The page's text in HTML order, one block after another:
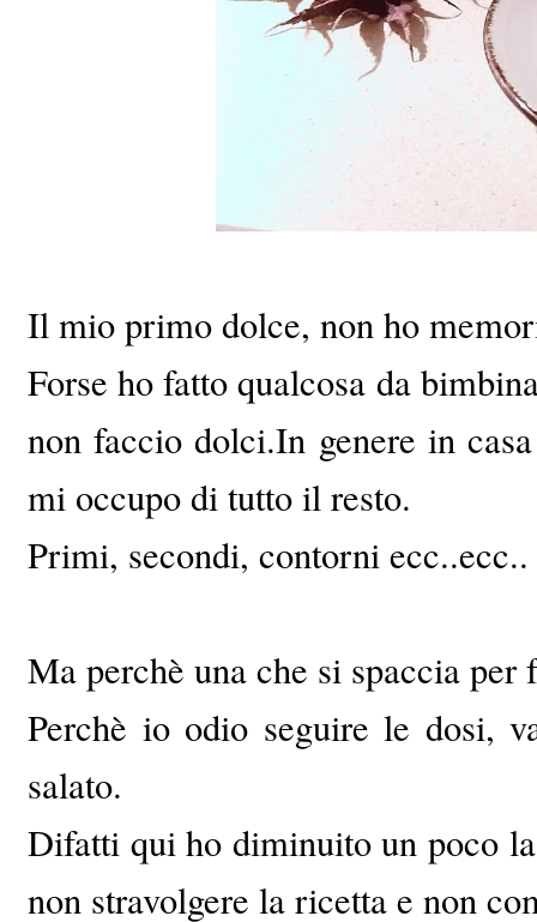
Il mio primo dolce, non ho
Forse ho fatto qualcosa da
non faccio dolci.In genere in
mi occupo di tutto il resto.
Primi, secondi, contorni ecc..ecc..
Ma perchè una che si spaccia
Perchè io odio seguire le dosi,
salato.
Difatti qui ho diminuito un poco
non stravolgere la ricetta e non